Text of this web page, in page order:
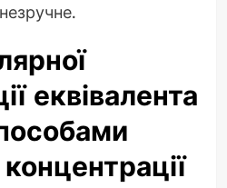
еквівалента